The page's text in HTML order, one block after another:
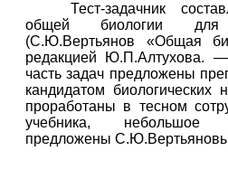
Тест-задачник
общей биологии
(С.Ю.Вертьянов «Общая
редакцией Ю.П.Алтухова.
часть задач предложены
кандидатом
проработаны в тесном
учебника, небольшое
предложены